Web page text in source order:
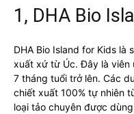
lượng
1, DHA Bio
DHA Bio Island for Kids là
xuất xứ từ Úc. Đây là viên
7 tháng tuổi trở lên. Các
chiết xuất 100% tự nhiên
loại tảo chuyên được